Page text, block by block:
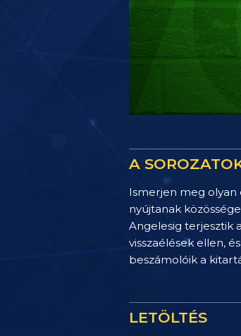
A
Ismerjen meg
nyújtanak
Angelesig terjesztik
visszaélések ellen,
beszámolóik a
LETÖLTÉS